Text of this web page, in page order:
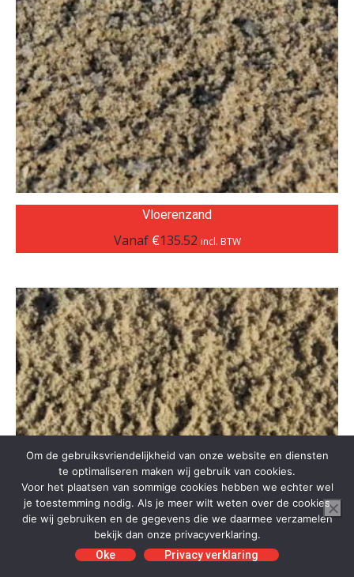
Vloerenzand
Vanaf €135.52 incl. BTW
Om de gebruiksvriendelijkheid van onze website en diensten
te optimaliseren maken wij gebruik van cookies.
Voor het plaatsen van sommige cookies hebben we echter wel
je toestemming nodig. Als je meer wilt weten over de cookies
die wij gebruiken en de gegevens die we daarmee verzamelen
bekijk dan onze privacyverklaring.
Oke
Privacy verklaring